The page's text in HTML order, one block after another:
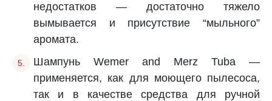
недостатков — достаточно тяжело
вымывается и присутствие “мыльного”
аромата.
Шампунь Wemer and Merz Tuba —
применяется, как для моющего пылесоса,
так и в качестве средства для ручной